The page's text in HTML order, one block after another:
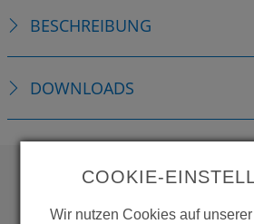
BESCHREIBUNG
DOWNLOADS
WOLLEN SIE
COOKIE-
Wir nutzen Cookies auf